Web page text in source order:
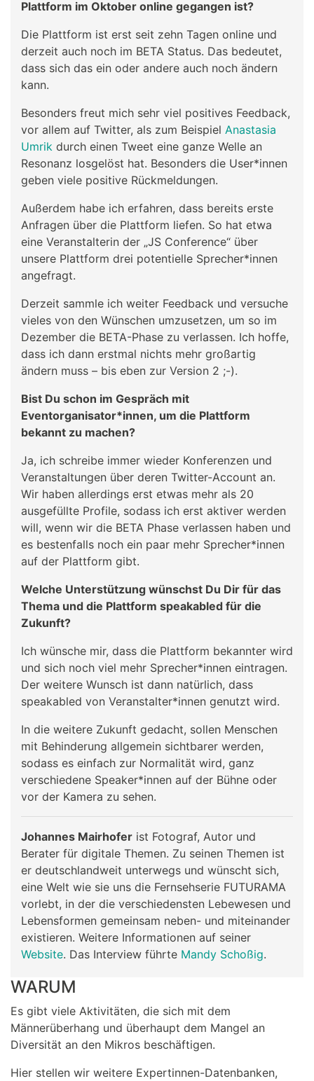
Plattform im Oktober online gegangen ist?
Die Plattform ist erst seit zehn Tagen online und
derzeit auch noch im BETA Status. Das bedeutet,
dass sich das ein oder andere auch noch ändern
kann.
Besonders freut mich sehr viel positives Feedback,
vor allem auf Twitter, als zum Beispiel Anastasia
Umrik durch einen Tweet eine ganze Welle an
Resonanz losgelöst hat. Besonders die User*innen
geben viele positive Rückmeldungen.
Außerdem habe ich erfahren, dass bereits erste
Anfragen über die Plattform liefen. So hat etwa
eine Veranstalterin der „JS Conference“ über
unsere Plattform drei potentielle Sprecher*innen
angefragt.
Derzeit sammle ich weiter Feedback und versuche
vieles von den Wünschen umzusetzen, um so im
Dezember die BETA-Phase zu verlassen. Ich hoffe,
dass ich dann erstmal nichts mehr großartig
ändern muss – bis eben zur Version 2 ;-).
Bist Du schon im Gespräch mit
Eventorganisator*innen, um die Plattform
bekannt zu machen?
Ja, ich schreibe immer wieder Konferenzen und
Veranstaltungen über deren Twitter-Account an.
Wir haben allerdings erst etwas mehr als 20
ausgefüllte Profile, sodass ich erst aktiver werden
will, wenn wir die BETA Phase verlassen haben und
es bestenfalls noch ein paar mehr Sprecher*innen
auf der Plattform gibt.
Welche Unterstützung wünschst Du Dir für das
Thema und die Plattform speakabled für die
Zukunft?
Ich wünsche mir, dass die Plattform bekannter wird
und sich noch viel mehr Sprecher*innen eintragen.
Der weitere Wunsch ist dann natürlich, dass
speakabled von Veranstalter*innen genutzt wird.
In die weitere Zukunft gedacht, sollen Menschen
mit Behinderung allgemein sichtbarer werden,
sodass es einfach zur Normalität wird, ganz
verschiedene Speaker*innen auf der Bühne oder
vor der Kamera zu sehen.
Johannes Mairhofer ist Fotograf, Autor und
Berater für digitale Themen. Zu seinen Themen ist
er deutschlandweit unterwegs und wünscht sich,
eine Welt wie sie uns die Fernsehserie FUTURAMA
vorlebt, in der die verschiedensten Lebewesen und
Lebensformen gemeinsam neben- und miteinander
existieren. Weitere Informationen auf seiner
Website. Das Interview führte Mandy Schoßig.
WARUM
Es gibt viele Aktivitäten, die sich mit dem
Männerüberhang und überhaupt dem Mangel an
Diversität an den Mikros beschäftigen.
Hier stellen wir weitere Expertinnen-Datenbanken,